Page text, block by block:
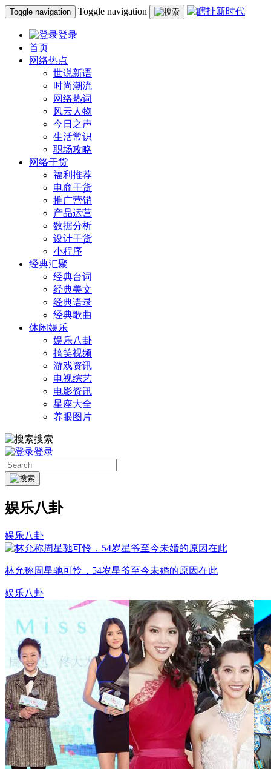
Toggle navigation Toggle navigation
登录
首页
网络热点
世说新语
时尚潮流
网络热词
风云人物
今日之声
生活常识
职场攻略
网络干货
福利推荐
电商干货
推广营销
产品运营
数据分析
设计干货
小程序
经典汇聚
经典台词
经典美文
经典语录
经典歌曲
休闲娱乐
娱乐八卦
搞笑视频
游戏资讯
电视综艺
电影资讯
星座大全
养眼图片
搜索
登录
娱乐八卦
娱乐八卦
林允称周星驰可怜，54岁星爷至今未婚的原因在此
娱乐八卦